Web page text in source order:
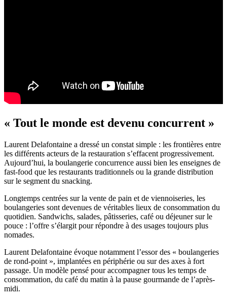
« Tout le monde est devenu concurrent »
Laurent Delafontaine a dressé un constat simple : les frontières entre
les différents acteurs de la restauration s’effacent progressivement.
Aujourd’hui, la boulangerie concurrence aussi bien les enseignes de
fast-food que les restaurants traditionnels ou la grande distribution
sur le segment du snacking.
Longtemps centrées sur la vente de pain et de viennoiseries, les
boulangeries sont devenues de véritables lieux de consommation du
quotidien. Sandwichs, salades, pâtisseries, café ou déjeuner sur le
pouce : l’offre s’élargit pour répondre à des usages toujours plus
nomades.
Laurent Delafontaine évoque notamment l’essor des « boulangeries
de rond-point », implantées en périphérie ou sur des axes à fort
passage. Un modèle pensé pour accompagner tous les temps de
consommation, du café du matin à la pause gourmande de l’après-
midi.